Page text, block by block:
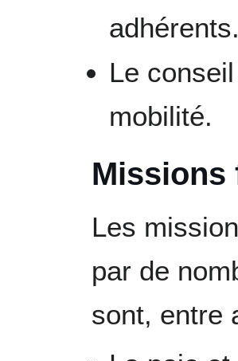
Le
mobilité.
Missions
Les
par de
sont, entre